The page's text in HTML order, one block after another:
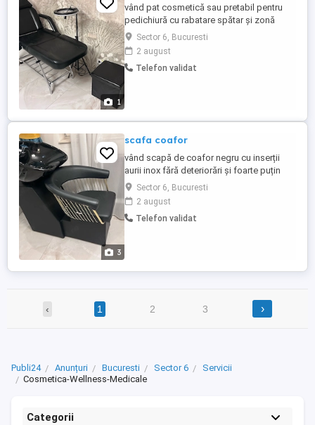
1
vând pat cosmetică sau pretabil pentru
pedichiură cu rabatare spătar și zonă
picioare astfel încât se poate transforma
și în scaun fie și din piele sintetică neagră.
Stare foarte bună de funcționare. Fără
zgârieturi rupturi ori alte deficiențe.
Sector 6, Bucuresti
2 august
Telefon validat
3
scafa coafor
vând scapă de coafor negru cu inserții
aurii inox fără deteriorări și foarte puțin
utilizată. Piele sintetică neagră și inserții
cromate aurii.
Sector 6, Bucuresti
2 august
Telefon validat
‹ 1 2 3 ›
Publi24 Anunțuri Bucuresti Sector 6
Servicii
Cosmetica-Wellness-Medicale
Categorii